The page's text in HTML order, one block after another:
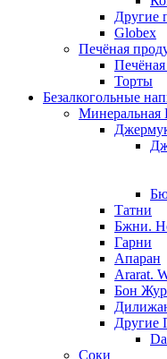
Другие
Globex
Печёная
Торты
Безалкогольные
Минеральная
Татни
Бжни.
Гарни
Апаран
Ararat.
Бон Жур
Другие
Соки